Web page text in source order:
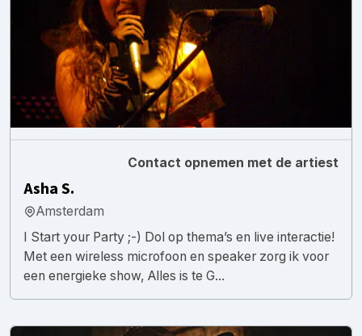
Contact opnemen met de artiest
Asha S.
Amsterdam
I Start your Party ;-) Dol op thema’s en live interactie!
Met een wireless microfoon en speaker zorg ik voor
een energieke show, Alles is te G...